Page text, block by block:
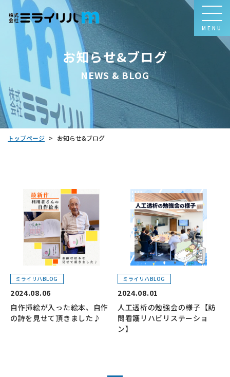
MENU
お知らせ&ブログ
NEWS & BLOG
トップページ > お知らせ&ブログ
ミライリハBLOG
2024.08.06
自作挿絵が入った絵本、自作
の詩を見せて頂きました♪
ミライリハBLOG
2024.08.01
人工透析の勉強会の様子【訪
問看護リハビリステーショ
ン】